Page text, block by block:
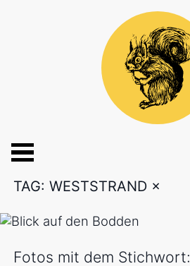
TAG: WESTSTRAND ×
Fotos mit dem Stichwort: